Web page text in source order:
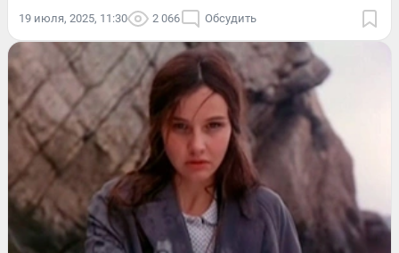
19 июля, 2025, 11:30 2 066 Обсудить